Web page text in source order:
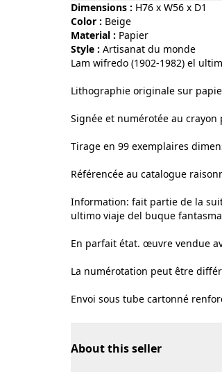
Dimensions : H76 x W56 x D1
Color :
beige
Material :
papier
Style :
artisanat du monde
Lam wifredo (1902-1982) el
Lithographie originale sur
Signée et numérotée au crayon
Tirage en 99 exemplaires
Référencée au catalogue
Information: fait partie de la
ultimo viaje del buque
En parfait état. œuvre vendue
La numérotation peut être
Envoi sous tube cartonné
About this seller